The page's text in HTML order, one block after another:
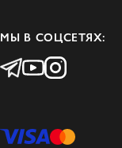
МЫ В СОЦСЕТЯХ: